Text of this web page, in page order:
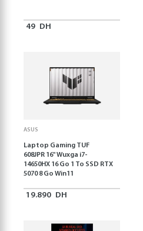
49 DH
ASUS
Laptop Gaming TUF
608JPR 16'' Wuxga i7-
14650HX 16 Go 1 To SSD RTX
5070 8 Go Win11
19.890 DH